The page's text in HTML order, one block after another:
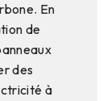
En
de
des
à